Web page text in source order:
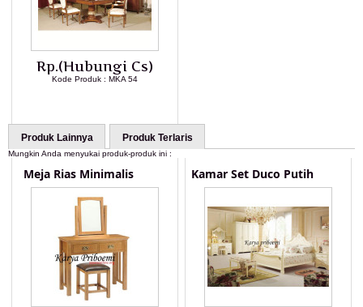
Rp.(Hubungi Cs)
Kode Produk : MKA 54
Produk Lainnya Produk Terlaris
Mungkin Anda menyukai produk-produk ini :
Meja Rias Minimalis Kamar Set Duco Putih